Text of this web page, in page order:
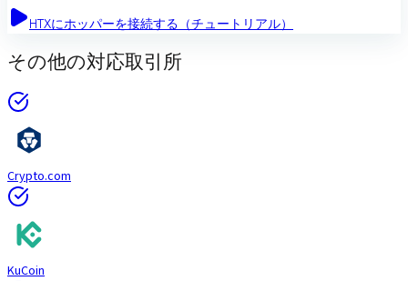
HTXにホッパーを接続する（チュートリアル）
その他の対応取引所
Crypto.com
KuCoin